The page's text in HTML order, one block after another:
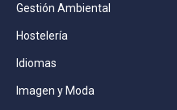
Gestión Ambiental
Hostelería
Idiomas
Imagen y Moda